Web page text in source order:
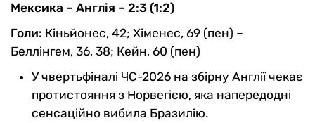
Мексика – Англія – 2:3 (1:2)
Голи: Кіньйонес, 42; Хіменес, 69 (пен) –
Беллінгем, 36, 38; Кейн, 60 (пен)
У чвертьфіналі ЧС-2026 на збірну Англії чекає
протистояння з Норвегією, яка напередодні
сенсаційно вибила Бразилію.